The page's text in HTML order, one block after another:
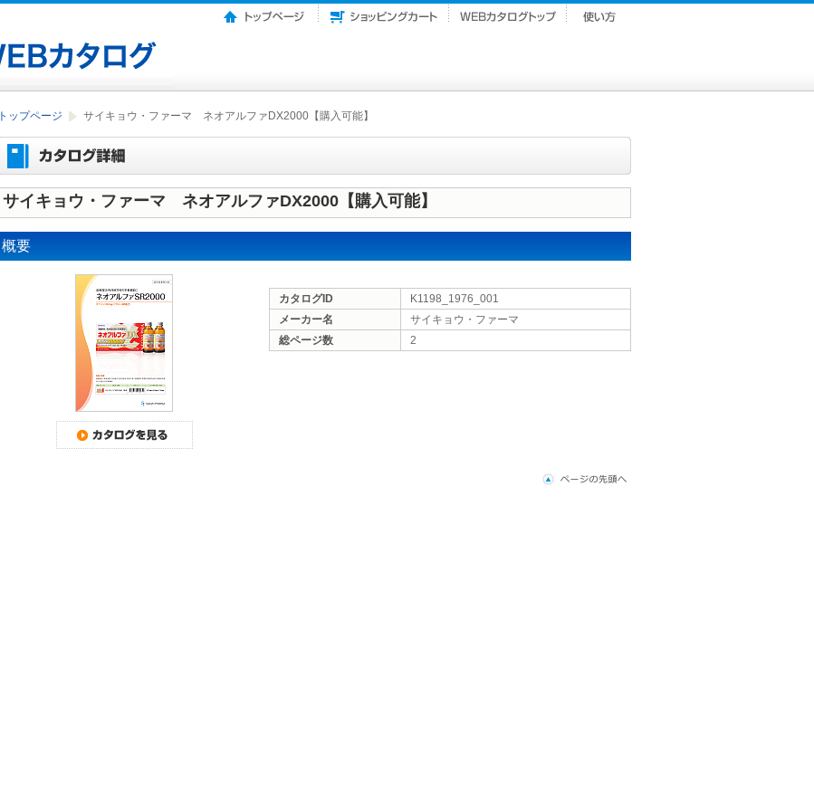
トップページ サイキョウ・ファーマ ネオアルファDX2000【購入可能】
サイキョウ・ファーマ ネオアルファDX2000【購入可能】
概要
カタログID
K1198_1976_001
メーカー名
サイキョウ・ファーマ
総ページ数
2